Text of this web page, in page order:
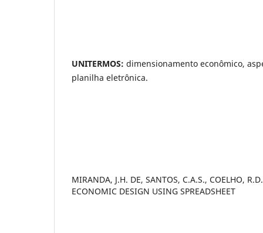
UNITERMOS: dimensionamento econômico,
planilha eletrônica.
MIRANDA, J.H. DE, SANTOS, C.A.S., COELHO,
ECONOMIC DESIGN USING SPREADSHEET